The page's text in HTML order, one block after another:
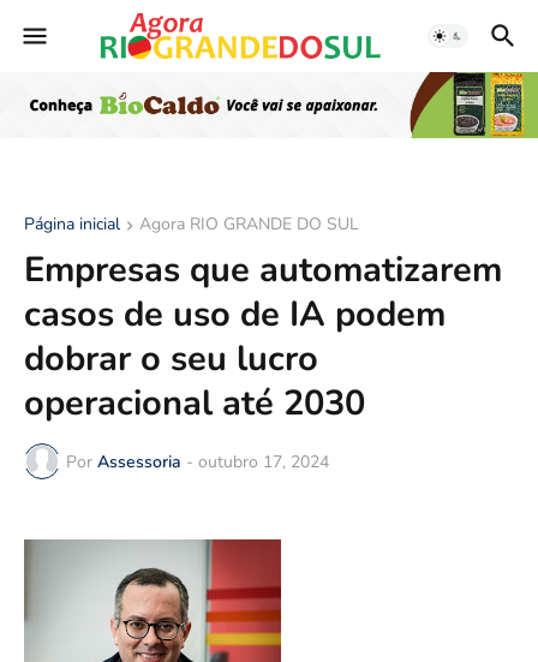
Página inicial Agora RIO GRANDE DO SUL
Empresas que automatizarem
casos de uso de IA podem
dobrar o seu lucro
operacional até 2030
Por Assessoria - outubro 17, 2024